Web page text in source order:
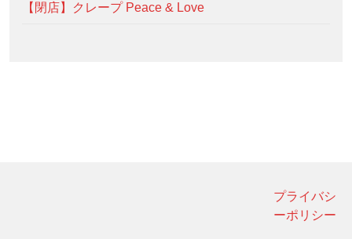
【閉店】クレープ Peace & Love
プライバシ
ーポリシー